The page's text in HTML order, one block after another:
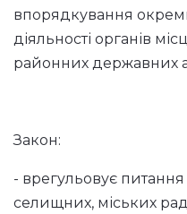
впорядкування
діяльності органів
районних державних
Закон:
- врегульовує питання
селищних, міських